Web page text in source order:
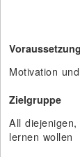
Motivation
Zielgruppe
All
lernen wollen